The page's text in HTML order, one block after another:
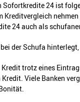
Sofortkredite 24 ist
24 auch als
der Schufa
trotz eines
Viele Banken